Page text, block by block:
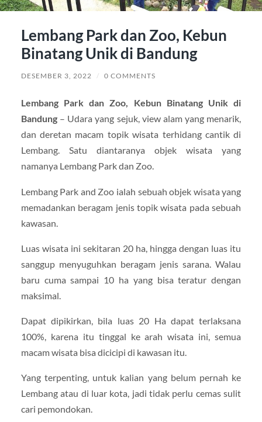
Lembang Park dan Zoo, Kebun
Binatang Unik di Bandung
DESEMBER 3, 2022 / 0 COMMENTS
Lembang Park dan Zoo, Kebun Binatang Unik di
Bandung– Udara yang sejuk, view alam yang menarik,
dan deretan macam topik wisata terhidang cantik di
Lembang. Satu diantaranya objek wisata yang
namanya Lembang Park dan Zoo.
Lembang Park and Zoo ialah sebuah objek wisata yang
memadankan beragam jenis topik wisata pada sebuah
kawasan.
Luas wisata ini sekitaran 20 ha, hingga dengan luas itu
sanggup menyuguhkan beragam jenis sarana. Walau
baru cuma sampai 10 ha yang bisa teratur dengan
maksimal.
Dapat dipikirkan, bila luas 20 Ha dapat terlaksana
100%, karena itu tinggal ke arah wisata ini, semua
macam wisata bisa dicicipi di kawasan itu.
Yang terpenting, untuk kalian yang belum pernah ke
Lembang atau di luar kota, jadi tidak perlu cemas sulit
cari pemondokan.